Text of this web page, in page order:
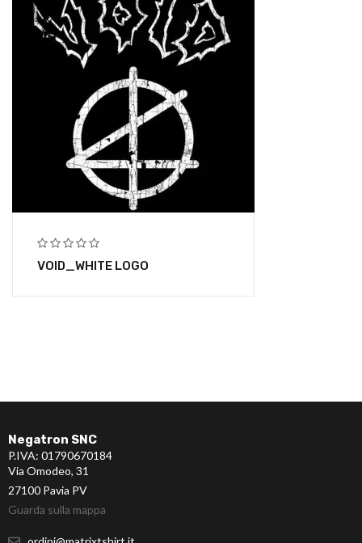
VOID_WHITE LOGO
Negatron SNC
P.IVA: 01790670184
Via Omodeo, 31
27100 Pavia PV
Guarda sulla mappa